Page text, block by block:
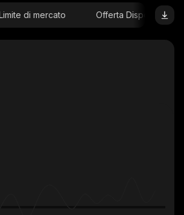
di mercato Offerta Disponibile